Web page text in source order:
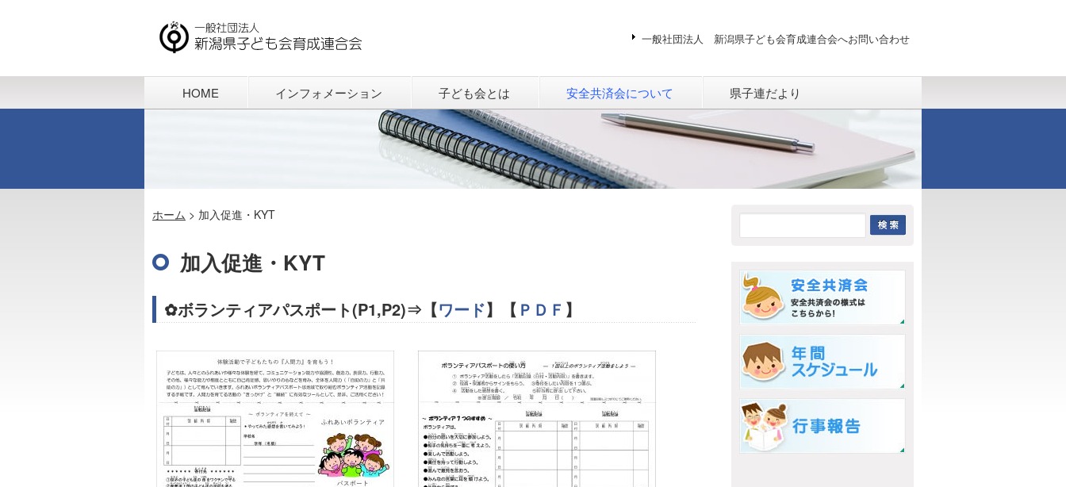
一般社団法人 新潟県子ども会育成連合会へお問い合わせ
HOME インフォメーション 子ども会とは 安全共済会について 県子連だより
ホーム > 加入促進・KYT
加入促進・KYT
✿ボランティアパスポート(P1,P2)⇒【ワード】【 ＰＤＦ 】